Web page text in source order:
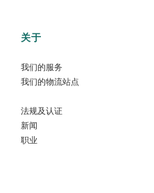
关于
我们的服务
我们的物流站点
法规及认证
新闻
职业